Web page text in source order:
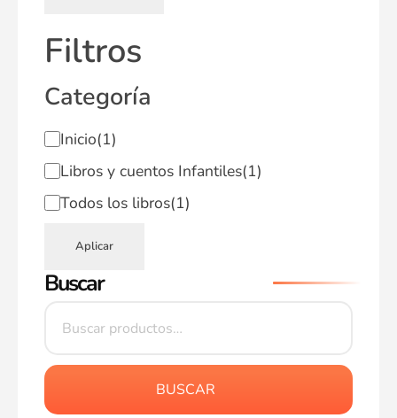
Filtros
Categoría
Inicio(1)
Libros y cuentos Infantiles(1)
Todos los libros(1)
Aplicar
Buscar
BUSCAR